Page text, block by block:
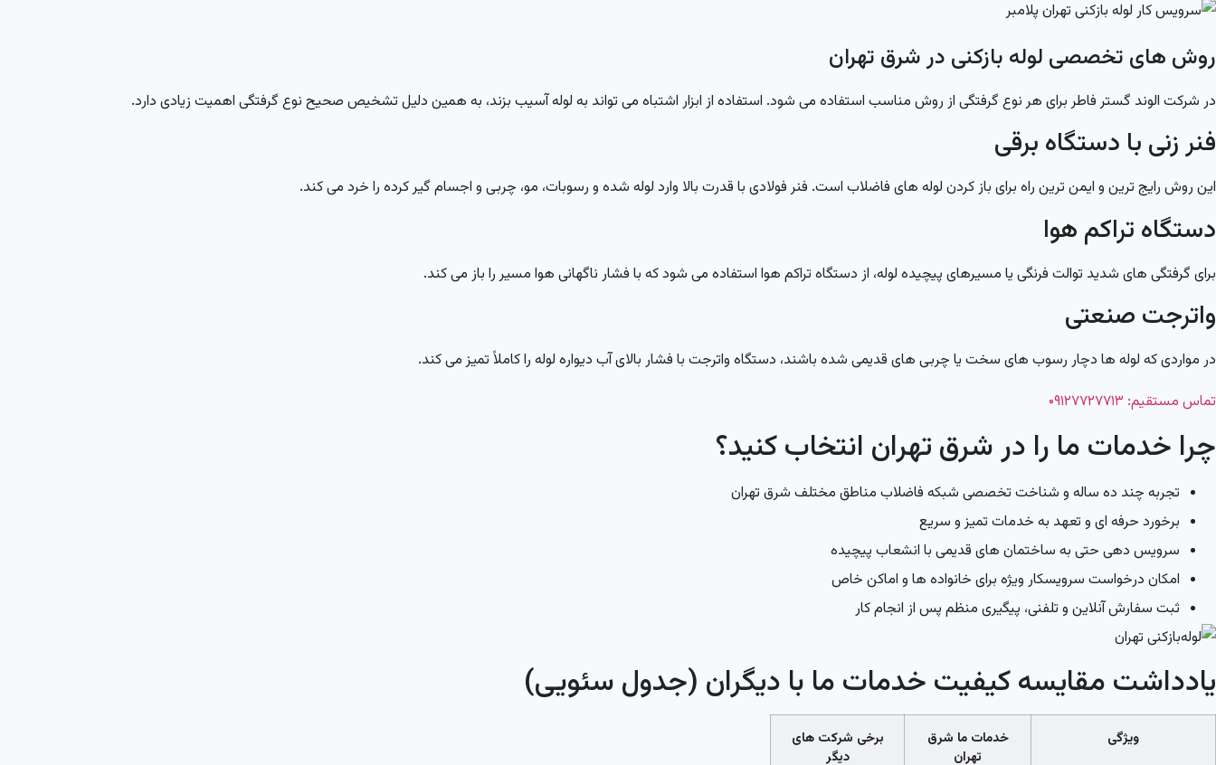
روش های تخصصی لوله بازکنی در شرق تهران
در شرکت الوند گستر فاطر برای هر نوع گرفتگی از روش مناسب استفاده می شود. استفاده از ابزار اشتباه می تواند به لوله آسیب بزند، به همین دلیل تشخیص صحیح نوع گرفتگی اهمیت زیادی دارد.
فنر زنی با دستگاه برقی
این روش رایج ترین و ایمن ترین راه برای باز کردن لوله های فاضلاب است. فنر فولادی با قدرت بالا وارد لوله شده و رسوبات، مو، چربی و اجسام گیر کرده را خرد می کند.
دستگاه تراکم هوا
برای گرفتگی های شدید توالت فرنگی یا مسیرهای پیچیده لوله، از دستگاه تراکم هوا استفاده می شود که با فشار ناگهانی هوا مسیر را باز می کند.
واترجت صنعتی
در مواردی که لوله ها دچار رسوب های سخت یا چربی های قدیمی شده باشند، دستگاه واترجت با فشار بالای آب دیواره لوله را کاملاً تمیز می کند.
تماس مستقیم: ۰۹۱۲۷۷۲۷۷۱۳
چرا خدمات ما را در شرق تهران انتخاب کنید؟
تجربه چند ده ساله و شناخت تخصصی شبکه فاضلاب مناطق مختلف شرق تهران
برخورد حرفه ای و تعهد به خدمات تمیز و سریع
سرویس دهی حتی به ساختمان های قدیمی با انشعاب پیچیده
امکان درخواست سرویسکار ویژه برای خانواده ها و اماکن خاص
ثبت سفارش آنلاین و تلفنی، پیگیری منظم پس از انجام کار
یادداشت مقایسه کیفیت خدمات ما با دیگران (جدول سئویی)
ویژگی
خدمات ما شرق
تهران
برخی شرکت های
دیگر